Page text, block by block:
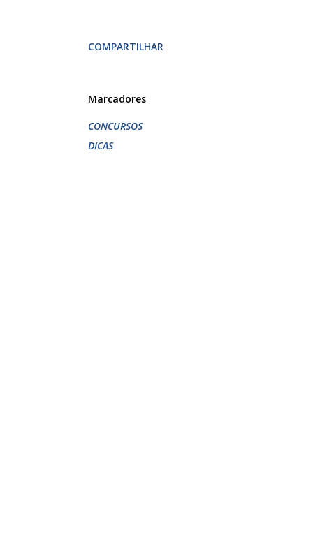
COMPARTILHAR
Marcadores
CONCURSOS
DICAS